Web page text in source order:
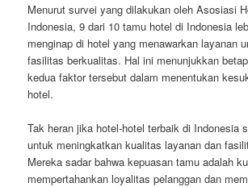
Menurut survei yang dilakukan oleh Asosiasi
Indonesia, 9 dari 10 tamu hotel di Indonesia
menginap di hotel yang menawarkan layanan
fasilitas berkualitas. Hal ini menunjukkan
kedua faktor tersebut dalam menentukan
hotel.
Tak heran jika hotel-hotel terbaik di Indonesia
untuk meningkatkan kualitas layanan dan
Mereka sadar bahwa kepuasan tamu adalah
mempertahankan loyalitas pelanggan dan